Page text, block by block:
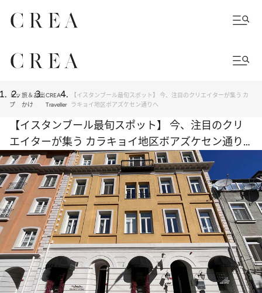
トッ
プ
旅＆お出
かけ
CREA
Traveller
【イスタンブール最旬スポット】 今、注目のクリエイターが集う カ
ラキョイ地区ボアズケセン通りへ
【イスタンブール最旬スポット】 今、注目のクリ
エイターが集う カラキョイ地区ボアズケセン通り
へ